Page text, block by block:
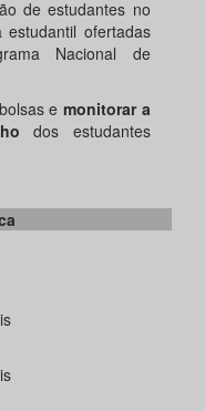
de estudantes no
ofertadas
Nacional de
e monitorar a
dos estudantes